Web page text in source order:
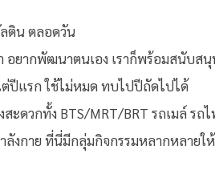
ติน ตลอดวัน
อยากพัฒนาตนเอง เราก็พร้อมสนับส
ปีแรก ใช้ไม่หมด ทบไปปีถัดไปได้
ดวกทั้ง BTS/MRT/BRT รถเมล์ รถไ
งกาย ที่นี่มีกลุ่มกิจกรรมหลากหลายให้